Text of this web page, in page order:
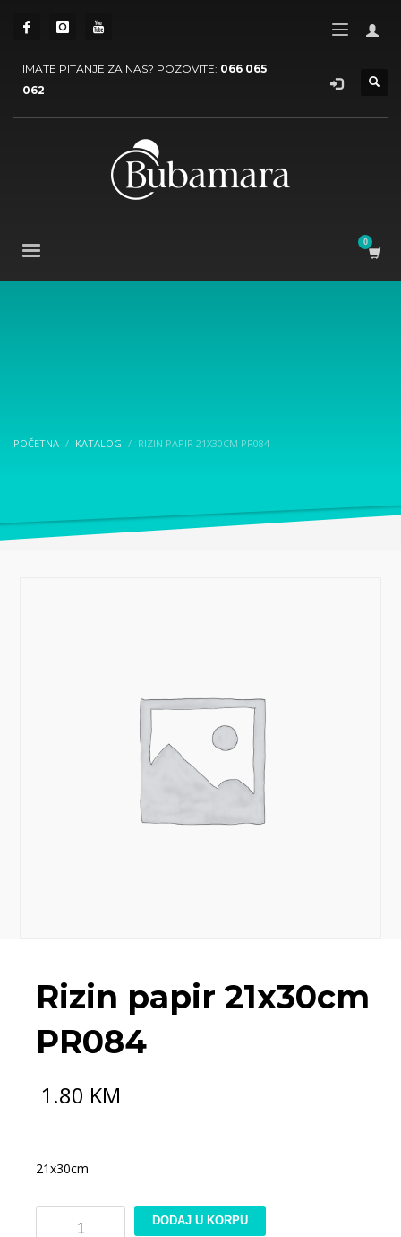
IMATE PITANJE ZA NAS? POZOVITE: 066 065
062
POČETNA KATALOG RIZIN PAPIR 21X30CM PR084
Rizin papir 21x30cm
PR084
1.80 KM
21x30cm
DODAJ U KORPU